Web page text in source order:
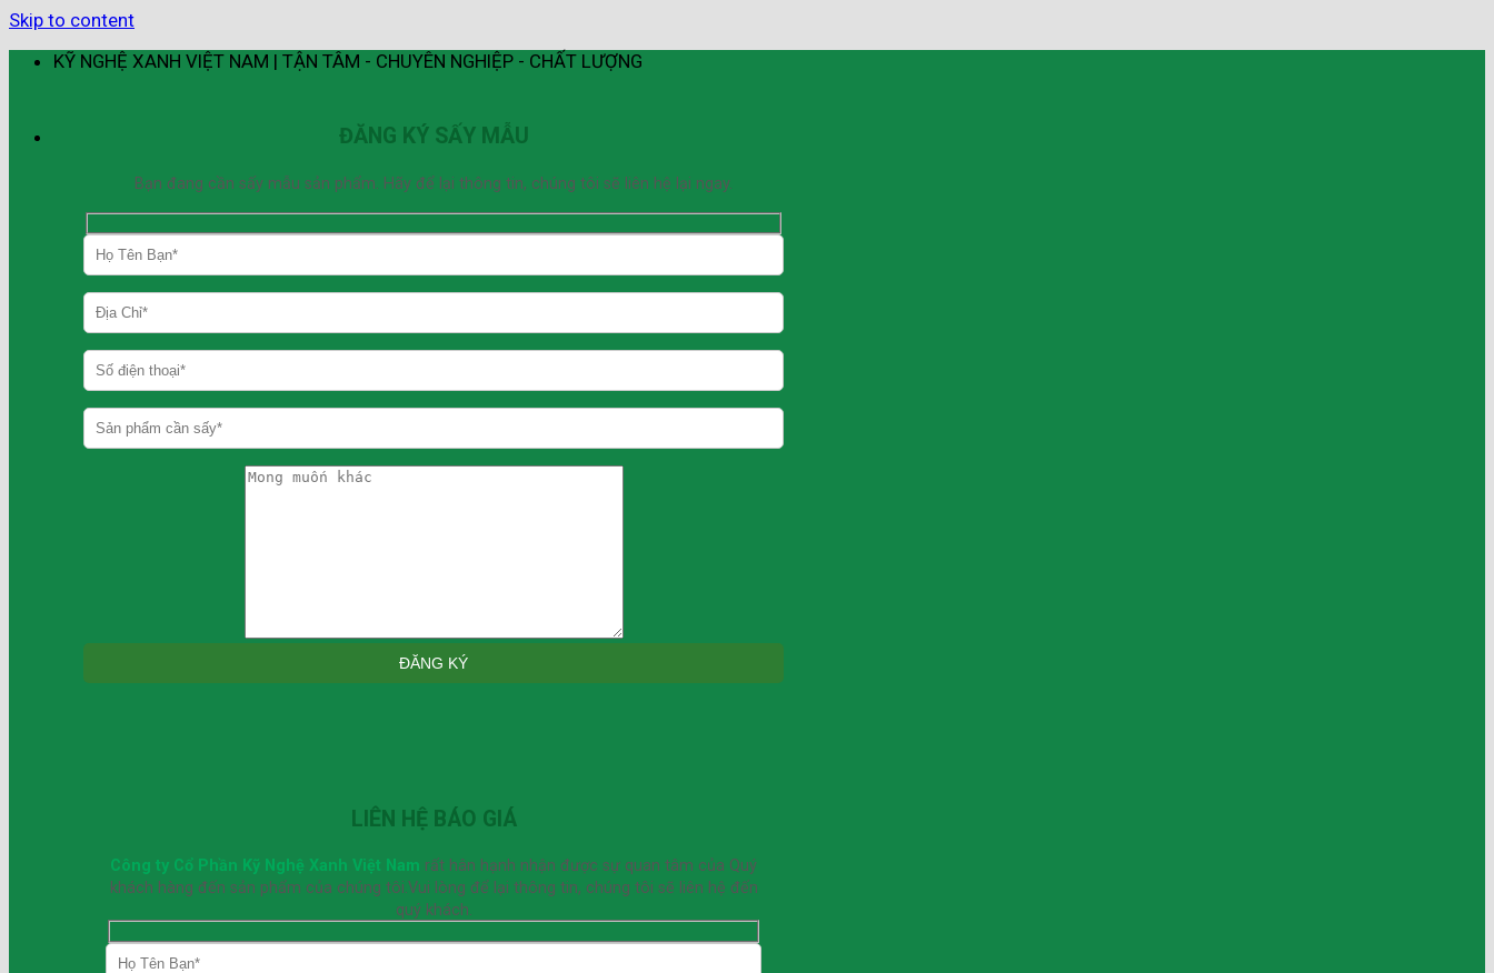
Skip to content
KỸ NGHỆ XANH VIỆT NAM | TẬN TÂM - CHUYÊN NGHIỆP - CHẤT LƯỢNG
ĐĂNG KÝ SẤY MẪU
Bạn đang cần sấy mẫu sản phẩm. Hãy để lại thông tin, chúng tôi sẽ liên hệ lại ngay.
LIÊN HỆ BÁO GIÁ
Công ty Cổ Phần Kỹ Nghệ Xanh Việt Nam rất hân hạnh nhận được sự quan tâm của Quý
khách hàng đến sản phẩm của chúng tôi.Vui lòng để lại thông tin, chúng tôi sẽ liên hệ đến
quý khách.